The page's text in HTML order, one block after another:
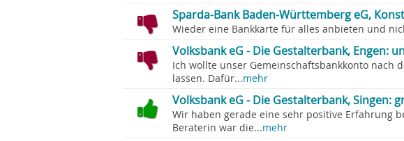
Sparda-Bank Baden-Württemberg eG,
Wieder eine Bankkarte für alles anbieten und
Volksbank eG - Die Gestalterbank, Engen:
Ich wollte unser Gemeinschaftsbankkonto nach
lassen. Dafür...mehr
Volksbank eG - Die Gestalterbank, Singen:
Wir haben gerade eine sehr positive Erfahrung
Beraterin war die...mehr